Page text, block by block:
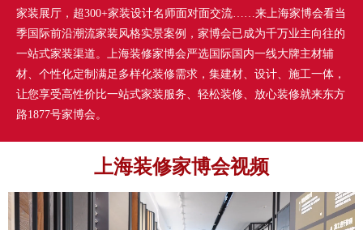
家装展厅，超300+家装设计名师面对面交流……来上海家博会看当
季国际前沿潮流家装风格实景案例，家博会已成为千万业主向往的
一站式家装渠道。上海装修家博会严选国际国内一线大牌主材辅
材、个性化定制满足多样化装修需求，集建材、设计、施工一体，
让您享受高性价比一站式家装服务、轻松装修、放心装修就来东方
路1877号家博会。
上海装修家博会视频